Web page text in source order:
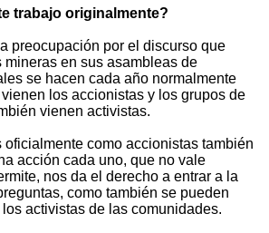
trabajo originalmente?
preocupación por el discurso que
en sus asambleas de
se hacen cada año normalmente
los accionistas y los grupos de
vienen activistas.
oficialmente como accionistas también
acción cada uno, que no vale
nos da el derecho a entrar a la
como también se pueden
activistas de las comunidades.